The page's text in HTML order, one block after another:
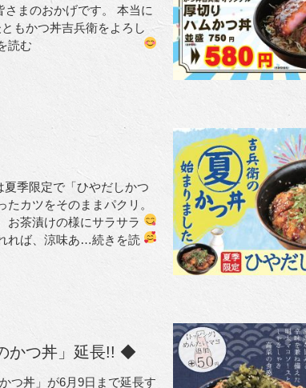
まのおかげです。 本当に
もかつ丼吉兵衛をよろし
読む
季限定で「ひやだしかつ
カツをそのままパクリ。
お茶漬けの様にサラサラ
れば、涼味あ…続きを読
かつ丼」延長!! ◆
つ丼」が6月9日まで延長す